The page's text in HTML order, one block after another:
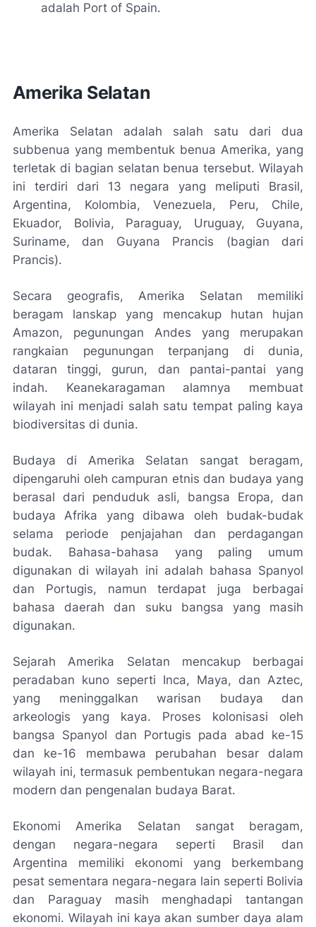
adalah Port of Spain.
Amerika Selatan
Amerika Selatan adalah salah satu dari dua
subbenua yang membentuk benua Amerika, yang
terletak di bagian selatan benua tersebut. Wilayah
ini terdiri dari 13 negara yang meliputi Brasil,
Argentina, Kolombia, Venezuela, Peru, Chile,
Ekuador, Bolivia, Paraguay, Uruguay, Guyana,
Suriname, dan Guyana Prancis (bagian dari
Prancis).
Secara geografis, Amerika Selatan memiliki
beragam lanskap yang mencakup hutan hujan
Amazon, pegunungan Andes yang merupakan
rangkaian pegunungan terpanjang di dunia,
dataran tinggi, gurun, dan pantai-pantai yang
indah. Keanekaragaman alamnya membuat
wilayah ini menjadi salah satu tempat paling kaya
biodiversitas di dunia.
Budaya di Amerika Selatan sangat beragam,
dipengaruhi oleh campuran etnis dan budaya yang
berasal dari penduduk asli, bangsa Eropa, dan
budaya Afrika yang dibawa oleh budak-budak
selama periode penjajahan dan perdagangan
budak. Bahasa-bahasa yang paling umum
digunakan di wilayah ini adalah bahasa Spanyol
dan Portugis, namun terdapat juga berbagai
bahasa daerah dan suku bangsa yang masih
digunakan.
Sejarah Amerika Selatan mencakup berbagai
peradaban kuno seperti Inca, Maya, dan Aztec,
yang meninggalkan warisan budaya dan
arkeologis yang kaya. Proses kolonisasi oleh
bangsa Spanyol dan Portugis pada abad ke-15
dan ke-16 membawa perubahan besar dalam
wilayah ini, termasuk pembentukan negara-negara
modern dan pengenalan budaya Barat.
Ekonomi Amerika Selatan sangat beragam,
dengan negara-negara seperti Brasil dan
Argentina memiliki ekonomi yang berkembang
pesat sementara negara-negara lain seperti Bolivia
dan Paraguay masih menghadapi tantangan
ekonomi. Wilayah ini kaya akan sumber daya alam